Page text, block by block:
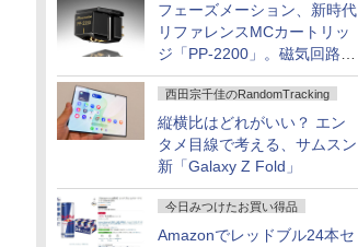
フェーズメーション、新時代
リファレンスMCカートリッ
ジ「PP-2200」。磁気回路や
ハウジングを根本から見直し
西田宗千佳のRandomTracking
縦横比はどれがいい？ エン
タメ目線で考える、サムスン
新「Galaxy Z Fold」
今日みつけたお買い得品
Amazonでレッドブル24本セ